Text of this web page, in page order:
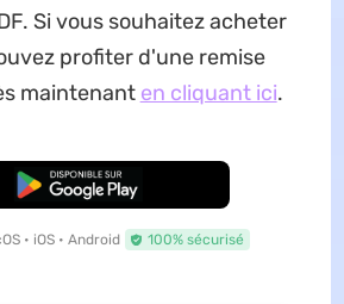
Si vous souhaitez acheter
profiter d'une remise
maintenant en cliquant ici.
TÉLÉCHARGER
• iOS • Android 100% sécurisé